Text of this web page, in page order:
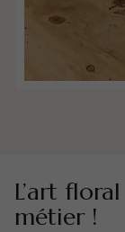
L’art
métier !